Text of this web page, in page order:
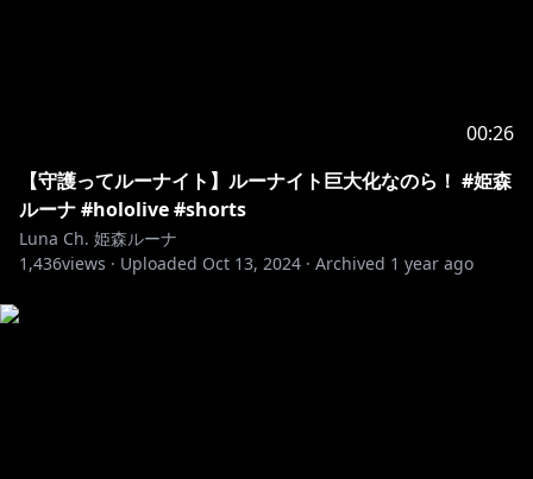
00:26
【守護ってルーナイト】ルーナイト巨大化なのら！ #姫森
ルーナ #hololive #shorts
Luna Ch. 姫森ルーナ
1,436views · Uploaded Oct 13, 2024 · Archived 1 year ago